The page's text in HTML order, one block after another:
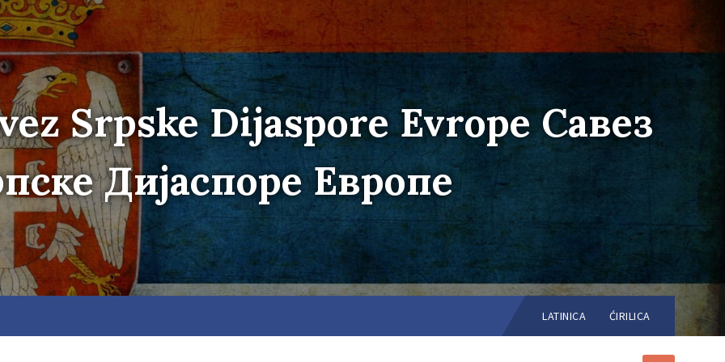
Srpske Dijaspore Evrope Савез
Дијаспоре Европе
Choose
language:
LATINICA ĆIRILICA